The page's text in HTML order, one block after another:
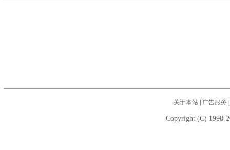
关于本站| 广告服务
Copyright (C) 1998-